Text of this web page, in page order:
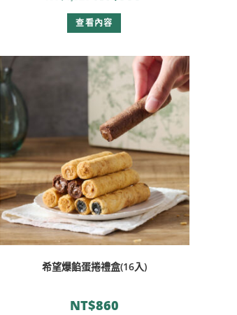
查看內容
希望爆餡蛋捲禮盒(16入)
NT$860